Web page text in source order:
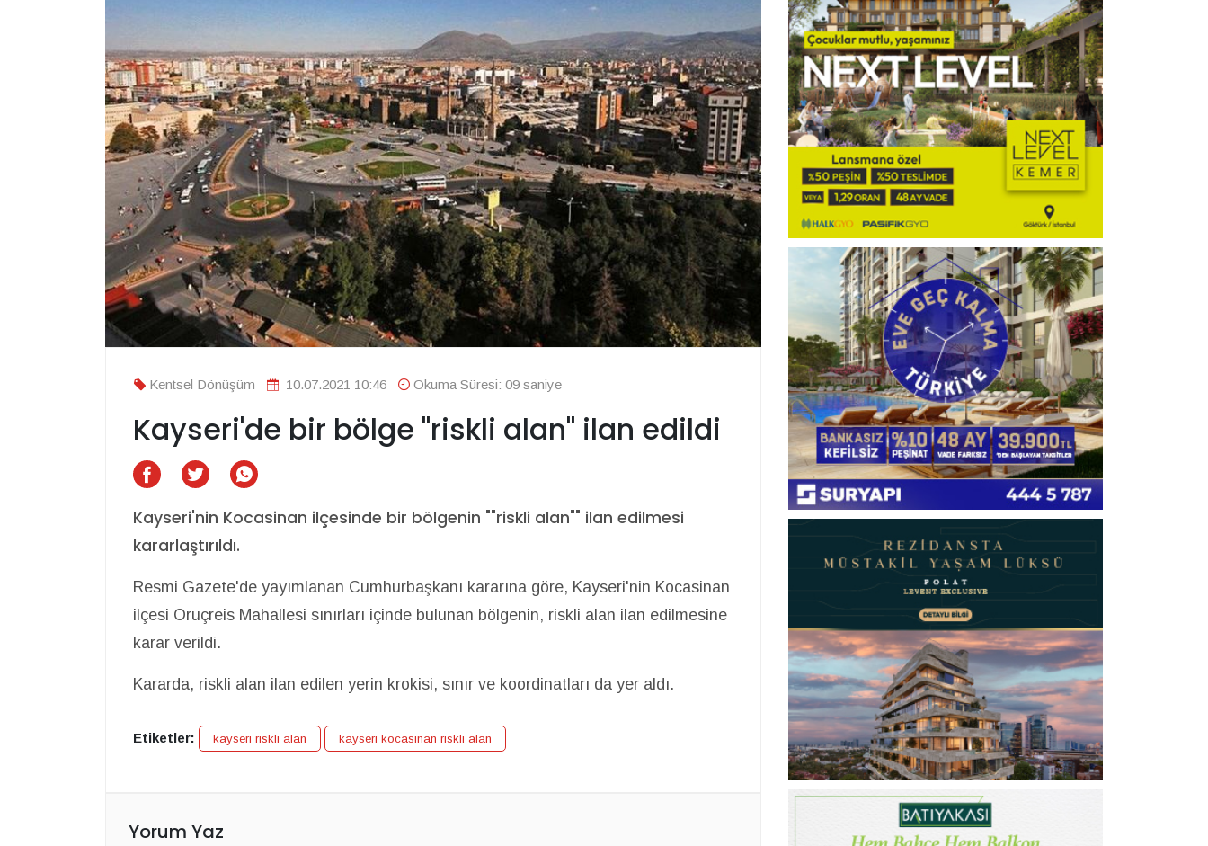
Kentsel Dönüşüm 10.07.2021 10:46 Okuma Süresi: 09 saniye
Kayseri'de bir bölge "riskli alan" ilan edildi
Kayseri'nin Kocasinan ilçesinde bir bölgenin ""riskli alan"" ilan edilmesi
kararlaştırıldı.
Resmi Gazete'de yayımlanan Cumhurbaşkanı kararına göre, Kayseri'nin Kocasinan
ilçesi Oruçreis Mahallesi sınırları içinde bulunan bölgenin, riskli alan ilan edilmesine
karar verildi.
Kararda, riskli alan ilan edilen yerin krokisi, sınır ve koordinatları da yer aldı.
Etiketler: kayseri riskli alan kayseri kocasinan riskli alan
Yorum Yaz